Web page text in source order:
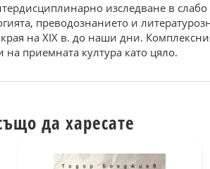
изследване в
преводознанието и
на XIX в. до наши дни.
на приемната култура като цяло.
да харесате